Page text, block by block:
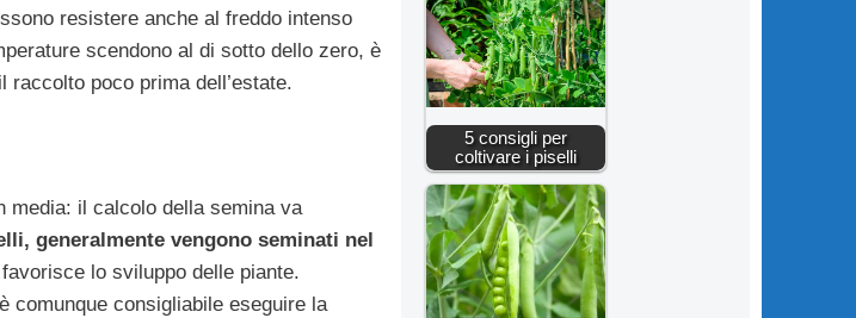
resistere anche al freddo intenso
scendono al di sotto dello zero, è
poco prima dell’estate.
media: il calcolo della semina va
generalmente vengono seminati nel
lo sviluppo delle piante.
comunque consigliabile eseguire la
5 consigli per
coltivare i piselli